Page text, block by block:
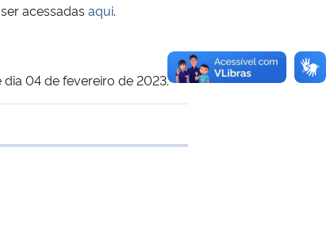
acessadas aqui.
04 de fevereiro de 2023.